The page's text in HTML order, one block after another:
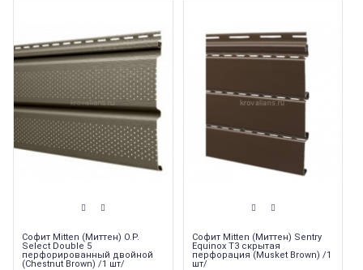
Софит Mitten (Миттен) O.P.
Select Double 5
перфорированный двойной
(Chestnut Brown) /1 шт/
Софит Mitten (Миттен) Sentry
Equinox T3 скрытая
перфорация (Musket Brown) /1
шт/